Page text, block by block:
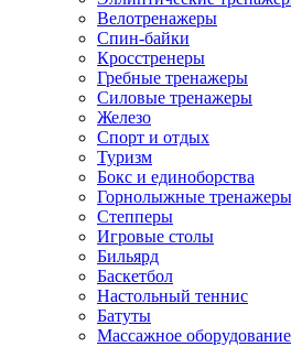
Велотренажеры
Спин-байки
Кросстренеры
Гребные тренажеры
Силовые тренажеры
Железо
Спорт и отдых
Туризм
Бокс и единоборства
Горнолыжные тренажеры
Степперы
Игровые столы
Бильярд
Баскетбол
Настольный теннис
Батуты
Массажное оборудование